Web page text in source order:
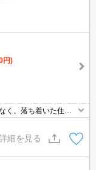
円)
く、落ち着いた住環
がら料理ができ、温
備も充実。屋根付き
を快適にサポートし
細を見る